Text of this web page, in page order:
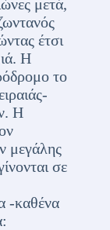
μετά,
έτσι
Η
το
Η
μεγάλης
σε
-καθένα